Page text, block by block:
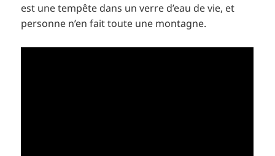
est une tempête dans un verre d’eau de vie, et
personne n’en fait toute une montagne.